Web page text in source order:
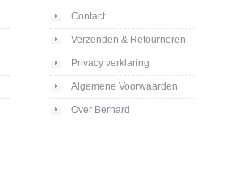
Contact
Verzenden & Retourneren
Privacy verklaring
Algemene Voorwaarden
Over Bernard